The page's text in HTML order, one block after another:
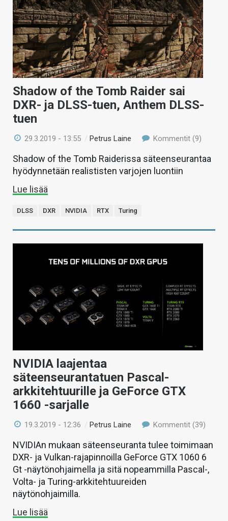
Shadow of the Tomb Raider sai
DXR- ja DLSS-tuen, Anthem DLSS-
tuen
29.3.2019 - 13:55 /Petrus Laine Kommentit (9)
Shadow of the Tomb Raiderissa säteenseurantaa
hyödynnetään realististen varjojen luontiin
Lue lisää
DLSS DXR NVIDIA RTX Turing
NVIDIA laajentaa
säteenseurantatuen Pascal-
arkkitehtuurille ja GeForce GTX
1660 -sarjalle
19.3.2019 - 12:36 /Petrus Laine Kommentit (39)
NVIDIAn mukaan säteenseuranta tulee toimimaan
DXR- ja Vulkan-rajapinnoilla GeForce GTX 1060 6
Gt -näytönohjaimella ja sitä nopeammilla Pascal-,
Volta- ja Turing-arkkitehtuureiden
näytönohjaimilla.
Lue lisää